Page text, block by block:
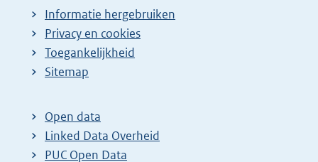
Informatie hergebruiken
Privacy en cookies
Toegankelijkheid
Sitemap
Open data
Linked Data Overheid
PUC Open Data